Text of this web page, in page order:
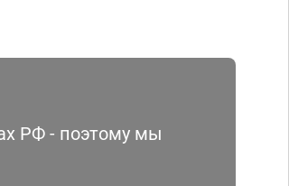
РФ - поэтому мы